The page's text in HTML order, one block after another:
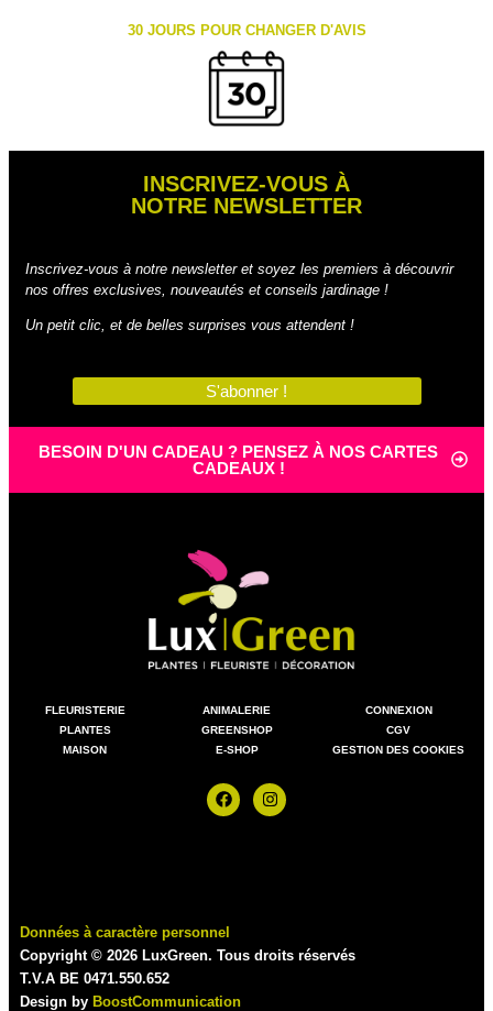
30 JOURS POUR CHANGER D'AVIS
INSCRIVEZ-VOUS À
NOTRE NEWSLETTER
Inscrivez-vous à notre newsletter et soyez les premiers à découvrir
nos offres exclusives, nouveautés et conseils jardinage !
Un petit clic, et de belles surprises vous attendent !
S'abonner !
BESOIN D'UN CADEAU ? PENSEZ À NOS CARTES
CADEAUX !
FLEURISTERIE
PLANTES
MAISON
ANIMALERIE
GREENSHOP
E-SHOP
CONNEXION
CGV
GESTION DES COOKIES
Données à caractère personnel
Copyright © 2026 LuxGreen. Tous droits réservés
T.V.A BE 0471.550.652
Design by BoostCommunication